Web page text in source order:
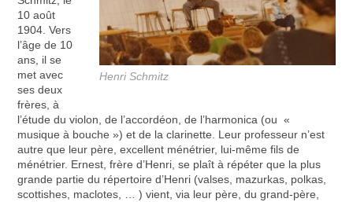
Henri Schmitz
10 août
1904. Vers
l’âge de 10
ans, il se
met avec
ses deux
frères, à
l’étude du violon, de l’accordéon, de l’harmonica (ou «
musique à bouche ») et de la clarinette. Leur professeur n’est
autre que leur père, excellent ménétrier, lui-même fils de
ménétrier. Ernest, frère d’Henri, se plaît à répéter que la plus
grande partie du répertoire d’Henri (valses, mazurkas, polkas,
scottishes, maclotes, … ) vient, via leur père, du grand-père,